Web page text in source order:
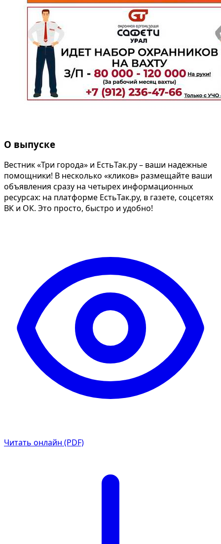
О выпуске
Вестник «Три города» и ЕстьТак.ру – ваши надежные
помощники! В несколько «кликов» размещайте ваши
объявления сразу на четырех информационных
ресурсах: на платформе ЕстьТак.ру, в газете, соцсетях
ВК и ОК. Это просто, быстро и удобно!
Читать онлайн (PDF)